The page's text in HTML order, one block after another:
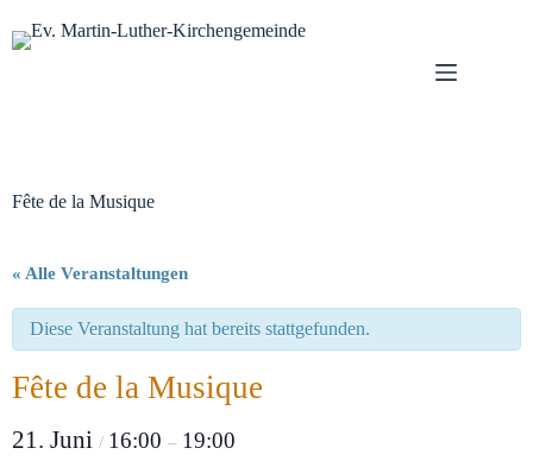
Zum
Inhalt
Fête de la Musique
« Alle Veranstaltungen
Diese Veranstaltung hat bereits stattgefunden.
Fête de la Musique
21. Juni / 16:00 – 19:00